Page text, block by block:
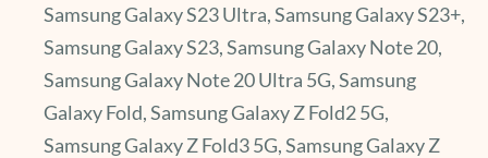
Samsung Galaxy S23 Ultra, Samsung Galaxy S23+,
Samsung Galaxy S23, Samsung Galaxy Note 20,
Samsung Galaxy Note 20 Ultra 5G, Samsung
Galaxy Fold, Samsung Galaxy Z Fold2 5G,
Samsung Galaxy Z Fold3 5G, Samsung Galaxy Z